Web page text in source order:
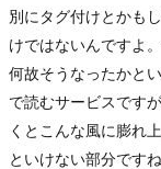
別にタグ付けとかも
けではないんですよ
何故そうなったかと
で読むサービスです
くとこんな風に膨れ
といけない部分ですね